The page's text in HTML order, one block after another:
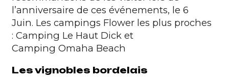
l’anniversaire de ces événements, le 6
Juin. Les campings Flower les plus proches
: Camping Le Haut Dicket
Camping Omaha Beach
Les vignobles bordelais